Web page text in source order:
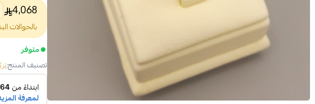
4,068
بالحوالات
متوفر
تصنيف المنتج: